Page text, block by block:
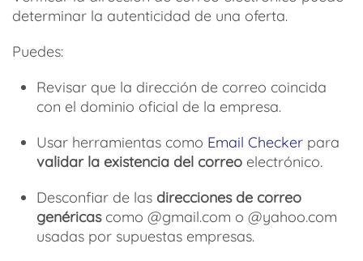
determinar la autenticidad de una oferta.
Puedes:
Revisar que la dirección de correo coincida
con el dominio oficial de la empresa.
Usar herramientas como Email Checker para
validar la existencia del correo electrónico.
Desconfiar de las direcciones de correo
genéricascomo @gmail.com o @yahoo.com
usadas por supuestas empresas.